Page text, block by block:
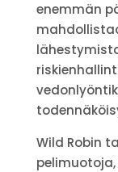
enemmän
Wild Robin